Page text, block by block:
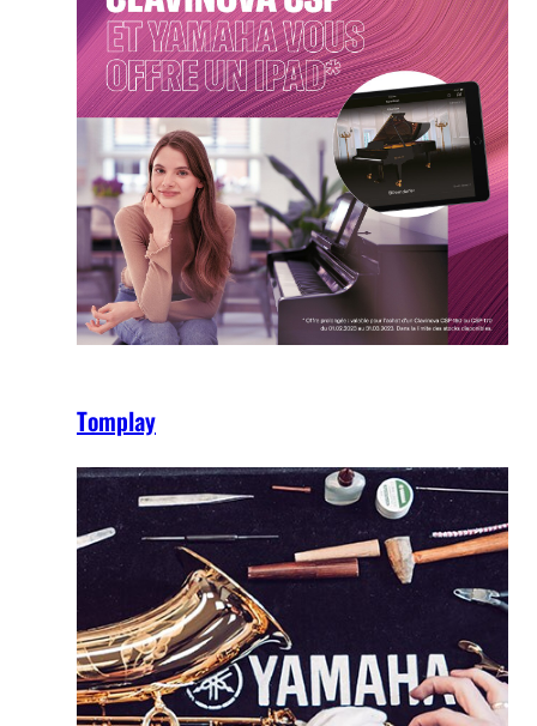
Tomplay